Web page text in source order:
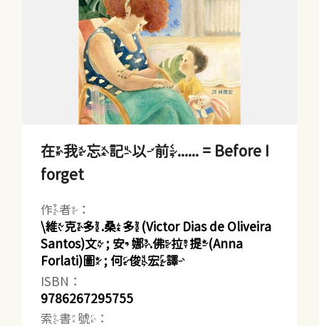
在我忘記以前...... = Before I
forget
作者：
\維克多.桑多(Victor Dias de Oliveira
Santos)文 ; 安娜.佛拉提(Anna
Forlati)圖 ; 何俊宏譯
ISBN：
9786267295755
索書號：